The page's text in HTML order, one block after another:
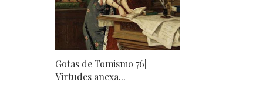
Gotas de Tomismo 76|
Virtudes anexa...